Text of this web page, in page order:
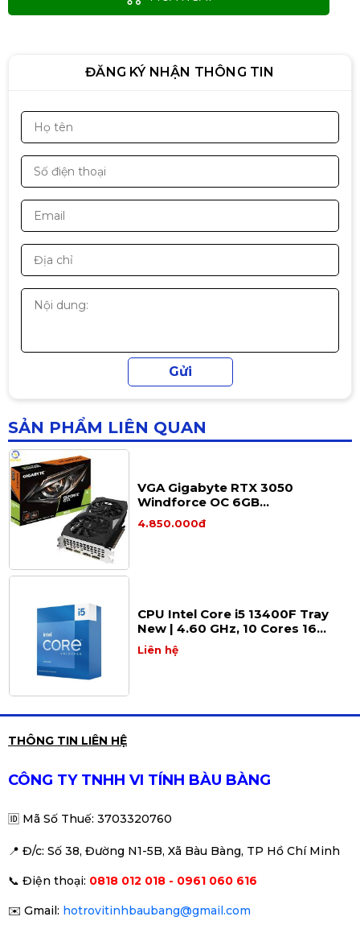
ĐĂNG KÝ NHẬN THÔNG TIN
SẢN PHẨM LIÊN QUAN
890.000đ
Nguồn Xigmatek Thor T750V3
1.790.000đ
Thiết bị chuyển đổi USB 2.0 ra
LAN RJ45 (Trắng)
Màn Hình VSP IP2204 (21.5 inch/
IPS/ Màu Đen/ 75Hz/ 5ms)
1.650.000đ
VGA Gigabyte RTX 3050
Windforce OC 6GB
(N3050WF2OC -6GD) (4 cổng
xuất hình 2xHDMI và 2xDP)
4.850.000đ
CPU Intel Core i5 13400F Tray
New | 4.60 GHz, 10 Cores 16
Threads, LGA1700
Liên hệ
Game)
1.890.000đ 2.190.000đ
MWE 650 V2 230V 80 Plus
THÔNG TIN LIÊN HỆ
CÔNG TY TNHH VI TÍNH BÀU BÀNG
🆔 Mã Số Thuế: 3703320760
📍 Đ/c: Số 38, Đường N1-5B, Xã Bàu Bàng, TP Hồ Chí Minh
📞 Điện thoại: 0818 012 018 - 0961 060 616
✉️ Gmail: hotrovitinhbaubang@gmail.com